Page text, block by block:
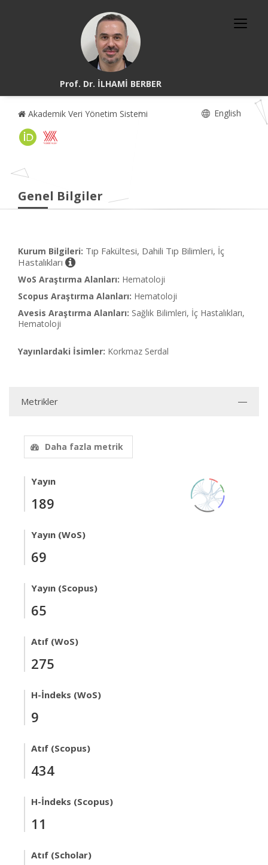
Prof. Dr. İLHAMİ BERBER
Akademik Veri Yönetim Sistemi English
Genel Bilgiler
Kurum Bilgileri: Tıp Fakültesi, Dahili Tıp Bilimleri, İç
Hastalıkları
WoS Araştırma Alanları: Hematoloji
Scopus Araştırma Alanları: Hematoloji
Avesis Araştırma Alanları: Sağlık Bilimleri, İç Hastalıkları,
Hematoloji
Yayınlardaki İsimler: Korkmaz Serdal
Metrikler
Daha fazla metrik
Yayın
189
Yayın (WoS)
69
Yayın (Scopus)
65
Atıf (WoS)
275
H-İndeks (WoS)
9
Atıf (Scopus)
434
H-İndeks (Scopus)
11
Atıf (Scholar)